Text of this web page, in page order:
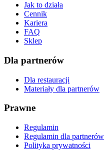
Jak to działa
Cennik
Kariera
FAQ
Sklep
Dla partnerów
Dla restauracji
Materiały dla partnerów
Prawne
Regulamin
Regulamin dla partnerów
Polityka prywatności